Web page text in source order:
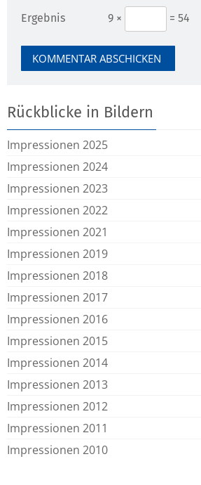
Ergebnis 9 × = 54
Rückblicke in Bildern
Impressionen 2025
Impressionen 2024
Impressionen 2023
Impressionen 2022
Impressionen 2021
Impressionen 2019
Impressionen 2018
Impressionen 2017
Impressionen 2016
Impressionen 2015
Impressionen 2014
Impressionen 2013
Impressionen 2012
Impressionen 2011
Impressionen 2010